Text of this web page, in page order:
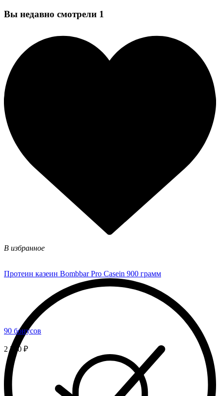
Вы недавно смотрели 1
В избранное
Протеин казеин Bombbar Pro Casein 900 грамм
90 бонусов
2 250 ₽